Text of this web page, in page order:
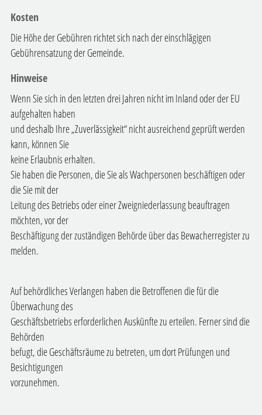
Kosten
Die Höhe der Gebühren richtet sich nach der einschlägigen
Gebührensatzung der Gemeinde.
Hinweise
Wenn Sie sich in den letzten drei Jahren nicht im Inland oder der EU
aufgehalten haben
und deshalb Ihre „Zuverlässigkeit“ nicht ausreichend geprüft werden
kann, können Sie
keine Erlaubnis erhalten.
Sie haben die Personen, die Sie als Wachpersonen beschäftigen oder
die Sie mit der
Leitung des Betriebs oder einer Zweigniederlassung beauftragen
möchten, vor der
Beschäftigung der zuständigen Behörde über das Bewacherregister zu
melden.
Auf behördliches Verlangen haben die Betroffenen die für die
Überwachung des
Geschäftsbetriebs erforderlichen Auskünfte zu erteilen. Ferner sind die
Behörden
befugt, die Geschäftsräume zu betreten, um dort Prüfungen und
Besichtigungen
vorzunehmen.